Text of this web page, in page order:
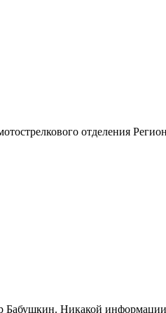
отделения
Бабушкин. Никакой